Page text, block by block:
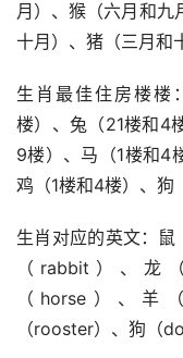
月）、猴（六月和九
十月）、猪（三月和
生肖最佳住房楼楼
楼）、兔（21楼和4
9楼）、马（1楼和4
鸡（1楼和4楼）、狗
生肖对应的英文：
（rabbit）、龙
（horse）、羊
（rooster）、狗（